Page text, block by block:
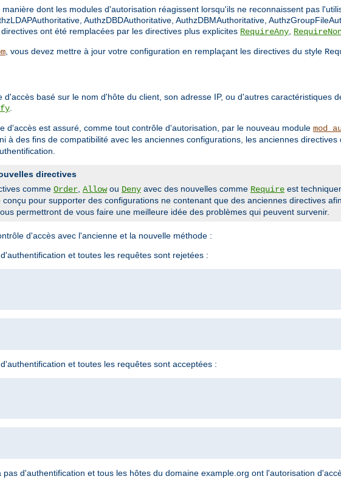
dont les modules d'autorisation réagissent lorsqu'ils ne reconnaissent pas
AuthzDBDAuthoritative, AuthzDBMAuthoritative,
ont été remplacées par les directives plus explicites RequireAny,
, vous devez mettre à jour votre configuration en remplaçant les directives du style
d'accès basé sur le nom d'hôte du client, son adresse IP, ou d'autres caractéristiques
.
d'accès est assuré, comme tout contrôle d'autorisation, par le nouveau module
à des fins de compatibilité avec les anciennes configurations, les anciennes
directives
comme Order, Allowou Deny avec des nouvelles comme Require est
conçu pour supporter des configurations ne contenant que des anciennes directives
permettront de vous faire une meilleure idée des problèmes qui peuvent survenir.
d'accès avec l'ancienne et la nouvelle méthode :
et toutes les requêtes sont rejetées :
et toutes les requêtes sont acceptées :
pas d'authentification et tous les hôtes du domaine example.org ont l'autorisation